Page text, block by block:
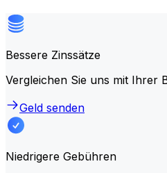
Bessere Zinssätze
Vergleichen Sie uns mit Ihrer
Geld senden
Niedrigere Gebühren